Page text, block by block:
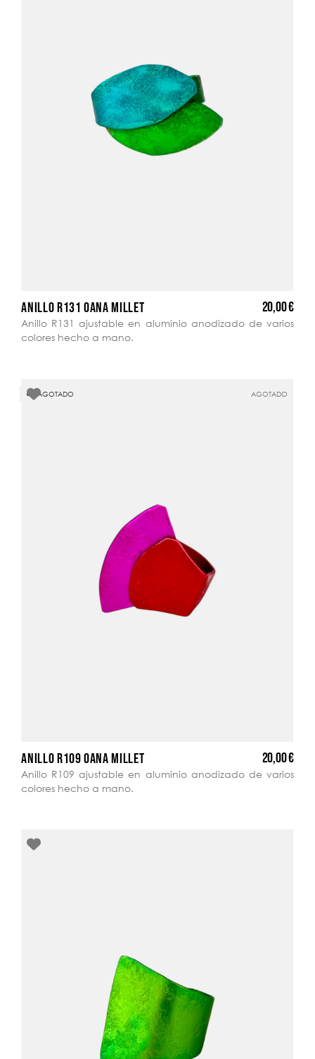
ANILLO R131 OANA MILLET 20,00 €
Anillo R131 ajustable en aluminio anodizado de varios
colores hecho a mano.
AGOTADO AGOTADO
ANILLO R109 OANA MILLET 20,00 €
Anillo R109 ajustable en aluminio anodizado de varios
colores hecho a mano.